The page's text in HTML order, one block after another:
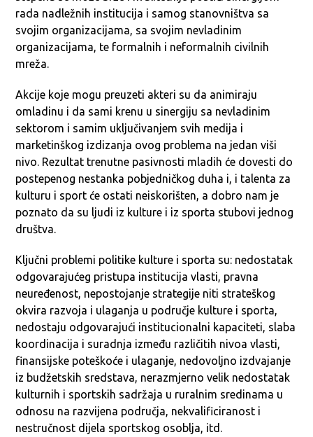
rada nadležnih institucija i samog stanovništva sa
svojim organizacijama, sa svojim nevladinim
organizacijama, te formalnih i neformalnih civilnih
mreža.
Akcije koje mogu preuzeti akteri su da animiraju
omladinu i da sami krenu u sinergiju sa nevladinim
sektorom i samim uključivanjem svih medija i
marketinškog izdizanja ovog problema na jedan viši
nivo. Rezultat trenutne pasivnosti mladih će dovesti do
postepenog nestanka pobjedničkog duha i, i talenta za
kulturu i sport će ostati neiskorišten, a dobro nam je
poznato da su ljudi iz kulture i iz sporta stubovi jednog
društva.
Ključni problemi politike kulture i sporta su: nedostatak
odgovarajućeg pristupa institucija vlasti, pravna
neuređenost, nepostojanje strategije niti strateškog
okvira razvoja i ulaganja u područje kulture i sporta,
nedostaju odgovarajući institucionalni kapaciteti, slaba
koordinacija i suradnja između različitih nivoa vlasti,
finansijske poteškoće i ulaganje, nedovoljno izdvajanje
iz budžetskih sredstava, nerazmjerno velik nedostatak
kulturnih i sportskih sadržaja u ruralnim sredinama u
odnosu na razvijena područja, nekvalificiranost i
nestručnost dijela sportskog osoblja, itd.